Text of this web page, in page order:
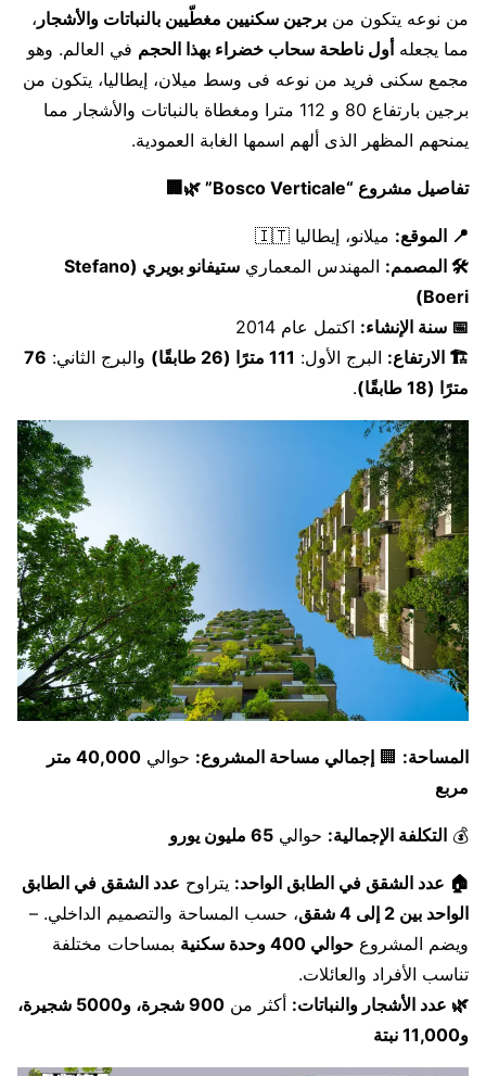
من نوعه يتكون من برجين سكنيين مغطّيين بالنباتات والأشجار ،
مما يجعلهأول ناطحة سحاب خضراء بهذا الحجم في العالم. وهو
مجمع سكنى فريد من نوعه فى وسط ميلان، إيطاليا، يتكون من
برجين بارتفاع 80 و 112 مترا ومغطاة بالنباتات والأشجار مما
يمنحهم المظهر الذى ألهم اسمها الغابة العمودية.
تفاصيل مشروع “Bosco Verticale” 🌿🏢
📍 الموقع: ميلانو، إيطاليا 🇮🇹
🛠️ المصمم: المهندس المعماري
ستيفانو بويري (Stefano
Boeri)
📅 سنة الإنشاء: اكتمل عام 2014
🏗️ الارتفاع: البرج الأول: 111 مترًا (26 طابقًا) والبرج الثاني: 76
مترًا (18 طابقًا)
.
المساحة: 🏢 إجمالي مساحة المشروع: حوالي
40,000 متر
مربع
💰 التكلفة الإجمالية: حوالي 65 مليون يورو
🏠 عدد الشقق في الطابق الواحد: يتراوح عدد الشقق في الطابق
الواحد بين 2 إلى 4 شقق
، حسب المساحة والتصميم الداخلي. –
ويضم المشروع حوالي 400 وحدة سكنية
بمساحات مختلفة
تناسب الأفراد والعائلات.
🌿 عدد الأشجار والنباتات: أكثر من
900 شجرة، و5000 شجيرة،
و11,000 نبتة